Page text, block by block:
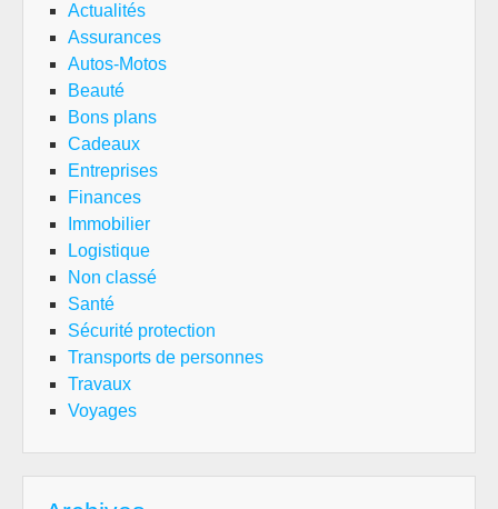
Actualités
Assurances
Autos-Motos
Beauté
Bons plans
Cadeaux
Entreprises
Finances
Immobilier
Logistique
Non classé
Santé
Sécurité protection
Transports de personnes
Travaux
Voyages